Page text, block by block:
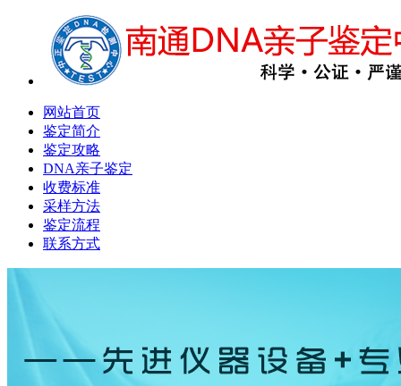
网站首页
鉴定简介
鉴定攻略
DNA亲子鉴定
收费标准
采样方法
鉴定流程
联系方式